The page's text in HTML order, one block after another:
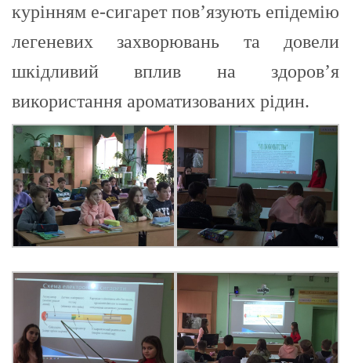
курінням е-сигарет пов’язують епідемію
легеневих захворювань та довели
шкідливий вплив на здоров’я
використання ароматизованих рідин.